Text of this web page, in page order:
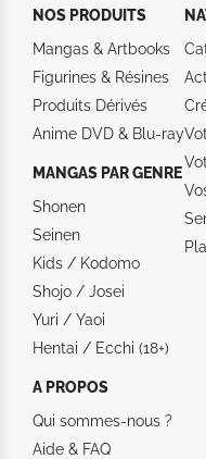
NOS PRODUITS
Mangas & Artbooks
Figurines & Résines
Produits Dérivés
Anime DVD & Blu‑ray
MANGAS PAR GENRE
Shonen
Seinen
Kids / Kodomo
Shojo / Josei
Yuri / Yaoi
Hentai / Ecchi (18+)
A PROPOS
Qui sommes-nous ?
Aide & FAQ